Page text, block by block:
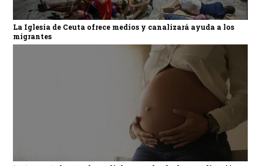
La Iglesia de Ceuta ofrece medios y canalizará ayuda a los
migrantes